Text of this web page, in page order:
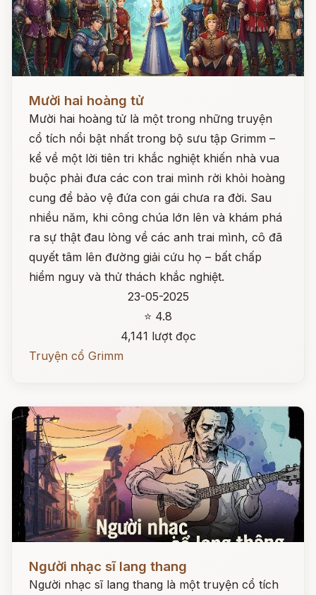
Mười hai hoàng tử
Mười hai hoàng tử là một trong những truyện
cổ tích nổi bật nhất trong bộ sưu tập Grimm –
kể về một lời tiên tri khắc nghiệt khiến nhà vua
buộc phải đưa các con trai mình rời khỏi hoàng
cung để bảo vệ đứa con gái chưa ra đời. Sau
nhiều năm, khi công chúa lớn lên và khám phá
ra sự thật đau lòng về các anh trai mình, cô đã
quyết tâm lên đường giải cứu họ – bất chấp
hiểm nguy và thử thách khắc nghiệt.
23-05-2025
⭐ 4.8
4,141 lượt đọc
Truyện cổ Grimm
Người nhạc sĩ lang thang
Người nhạc sĩ lang thang là một truyện cổ tích